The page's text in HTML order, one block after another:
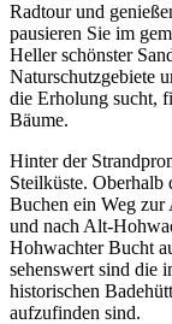
Radtour und
pausieren Sie im
Heller schönster
Naturschutzgebiete
die Erholung sucht,
Bäume.
Hinter der
Steilküste. Oberhalb
Buchen ein Weg
und nach Alt-
Hohwachter Bucht
sehenswert sind die
historischen
aufzufinden sind.